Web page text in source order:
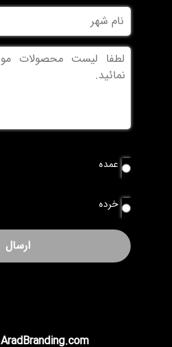
نام
شهر
بدون
عنوان
نوع
سفارش
عمده
خرده
AradBranding.com